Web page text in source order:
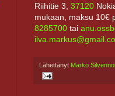
Riihitie 3, 37120
mukaan, maksu 10€
8285700 tai
Lähettänyt Marko